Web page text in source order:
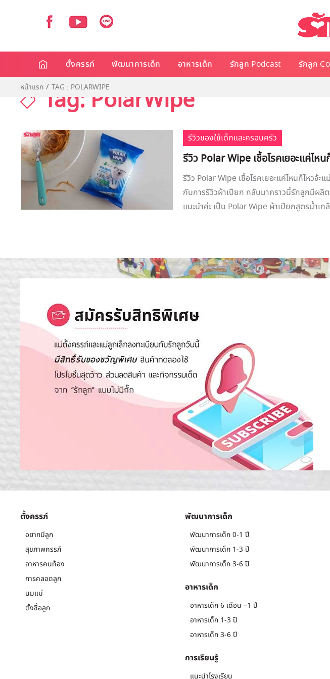
ตั้งครรภ์ พัฒนาการเด็ก อาหารเด็ก รักลูก Podcast รักลูก
หน้าแรก TAG : POLARWIPE
Tag: PolarWipe
รีวิวของใช้เด็กและครอบครัว
รีวิว Polar Wipe เชื้อโรคเยอะแค่ไหน
รีวิว Polar Wipe เชื้อโรคเยอะแค่ไหนก็ไหวจ้
กับการรีวิวผ้าเปียก กลับมาคราวนี้รักลูกมีผ
แนะนำค่ะ เป็น Polar Wipe ผ้าเปียกสูตรน้ำเก
ตั้งครรภ์
อยากมีลูก
สุขภาพครรภ์
อาหารคนท้อง
การคลอดลูก
นมแม่
ตั้งชื่อลูก
พัฒนาการเด็ก
พัฒนาการเด็ก 0-1 ปี
พัฒนาการเด็ก 1-3 ปี
พัฒนาการเด็ก 3-6 ปี
อาหารเด็ก
อาหารเด็ก 6 เดือน –1 ปี
อาหารเด็ก 1-3 ปี
อาหารเด็ก 3-6 ปี
การเรียนรู้
แนะนำโรงเรียน